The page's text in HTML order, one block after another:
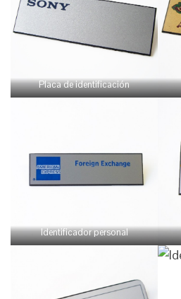
Placa de identificación
Identificador personal